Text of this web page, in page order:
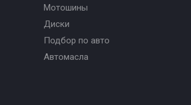
Мотошины
Диски
Подбор по авто
Автомасла